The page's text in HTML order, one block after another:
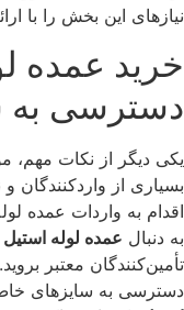
نیازهای این بخش را با
خرید عمده
دسترسی به
یکی دیگر از نکات
بسیاری از واردکنندگان
اقدام به واردات عمده
به دنبال عمده لوله استیل
تأمین‌کنندگان معتبر
دسترسی به سایزهای